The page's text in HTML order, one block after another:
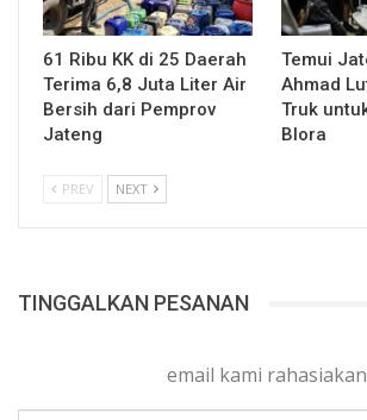
61 Ribu KK di 25 Daerah
Terima 6,8 Juta Liter Air
Bersih dari Pemprov
Jateng
Temui
Ahmad
Truk
Blora
PREV NEXT
TINGGALKAN PESANAN
email kami rahasiakan